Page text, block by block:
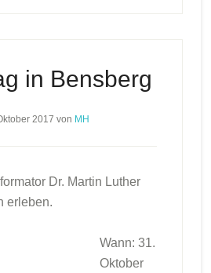
in Bensberg
2017 von MH
Dr. Martin Luther
erleben.
Wann: 31.
Oktober